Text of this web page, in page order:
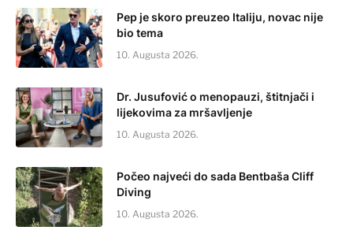
Pep je skoro preuzeo Italiju, novac nije
bio tema
10. Augusta 2026.
Dr. Jusufović o menopauzi, štitnjači i
lijekovima za mršavljenje
10. Augusta 2026.
Počeo najveći do sada Bentbaša Cliff
Diving
10. Augusta 2026.